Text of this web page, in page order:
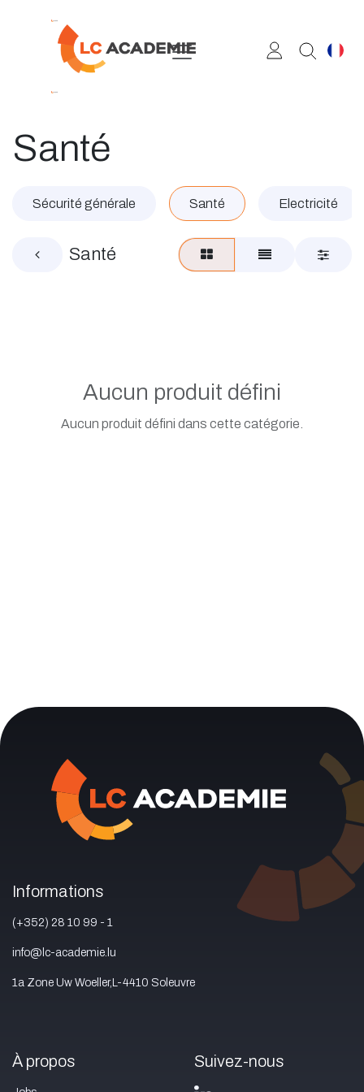
Santé
Sécurité générale Santé Electricité
Santé
Aucun produit défini
Aucun produit défini dans cette catégorie.
Informations
(+352) 28 10 99 - 1
info@lc-academie.lu
1a Zone Uw Woeller,L-4410 Soleuvre
À propos Suivez-nous